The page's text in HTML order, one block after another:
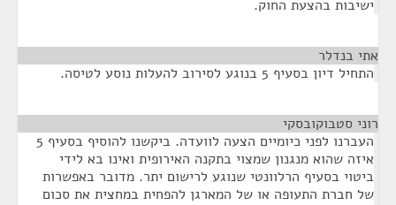
ישיבות בהצעת החוק.
אתי בנדלר
התחיל דיון בסעיף 5 בנוגע לסירוב להעלות נוסע לטיסה.
רוני סטבוקובסקי
העברנו לפני כיומיים הצעה לוועדה. ביקשנו להוסיף בסעיף 5
איזה שהוא מנגנון שמצוי בתקנה האירופית ואינו בא לידי
ביטוי בסעיף הרלוונטי שנוגע לרישום יתר. מדובר באפשרות
של חברת התעופה או של המארגן להפחית במחצית את סכום